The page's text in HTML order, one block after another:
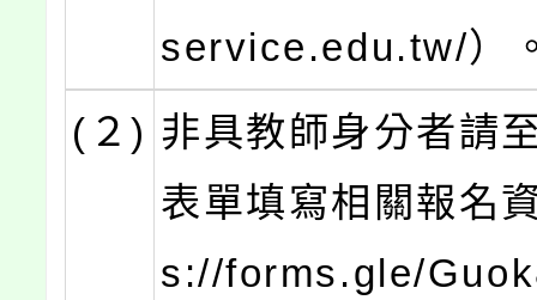
service.edu.tw/）
(２) 非具教師身分者請
表單填寫相關報名
s://forms.gle/